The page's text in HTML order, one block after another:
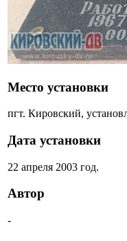
Место установки
пгт. Кировский,
Дата установки
22 апреля 2003 год.
Автор
-